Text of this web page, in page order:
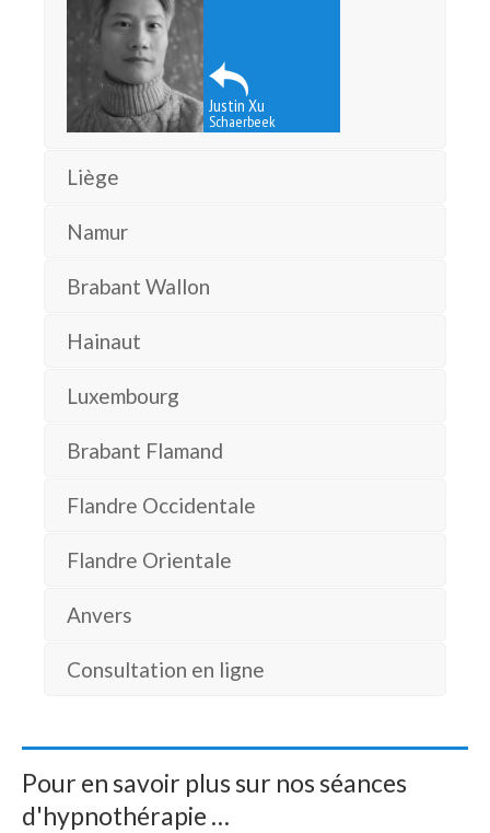
Justin Xu
Schaerbeek
Liège
Namur
Brabant Wallon
Hainaut
Luxembourg
Brabant Flamand
Flandre Occidentale
Flandre Orientale
Anvers
Consultation en ligne
Pour en savoir plus sur nos séances
d'hypnothérapie …